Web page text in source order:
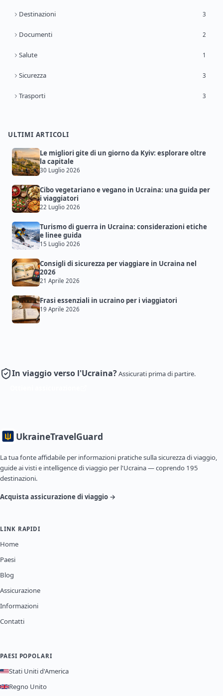
Destinazioni 3
Documenti 2
Salute 1
Sicurezza 3
Trasporti 3
ULTIMI ARTICOLI
Le migliori gite di un giorno da Kyiv: esplorare oltre
la capitale
30 Luglio 2026
Cibo vegetariano e vegano in Ucraina: una guida per
i viaggiatori
22 Luglio 2026
Turismo di guerra in Ucraina: considerazioni etiche
e linee guida
15 Luglio 2026
Consigli di sicurezza per viaggiare in Ucraina nel
2026
21 Aprile 2026
Frasi essenziali in ucraino per i viaggiatori
19 Aprile 2026
In viaggio verso l'Ucraina?Assicurati prima di partire.
UkraineTravelGuard
La tua fonte affidabile per informazioni pratiche sulla sicurezza di viaggio,
guide ai visti e intelligence di viaggio per l'Ucraina — coprendo 195
destinazioni.
Acquista assicurazione di viaggio →
LINK RAPIDI
Home
Paesi
Blog
Assicurazione
Informazioni
Contatti
PAESI POPOLARI
Stati Uniti d'America
Regno Unito